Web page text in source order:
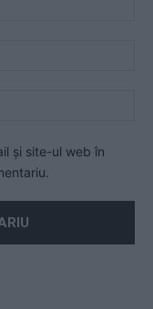
și site-ul web în